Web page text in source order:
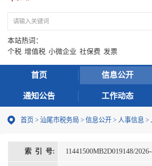
本站热词：
个税 增值税 小微企业 社保费 发票
首页 信息公开
通知公告 工作动态
首页 > 汕尾市税务局 > 信息公开 > 人事信息 >
索 引 号: 11441500MB2D019148/